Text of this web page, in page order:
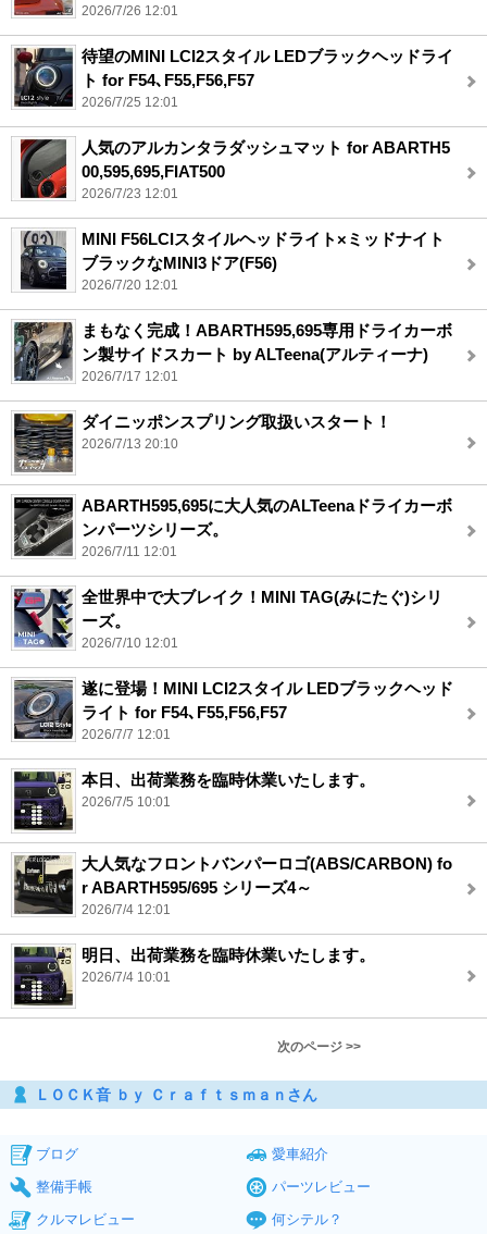
2026/7/26 12:01
待望のMINI LCI2スタイル LEDブラックヘッドライ
ト for F54､F55,F56,F57
2026/7/25 12:01
人気のアルカンタラダッシュマット for ABARTH5
00,595,695,FIAT500
2026/7/23 12:01
MINI F56LCIスタイルヘッドライト×ミッドナイト
ブラックなMINI3ドア(F56)
2026/7/20 12:01
まもなく完成！ABARTH595,695専用ドライカーボ
ン製サイドスカート by ALTeena(アルティーナ)
2026/7/17 12:01
ダイニッポンスプリング取扱いスタート！
2026/7/13 20:10
ABARTH595,695に大人気のALTeenaドライカーボ
ンパーツシリーズ。
2026/7/11 12:01
全世界中で大ブレイク！MINI TAG(みにたぐ)シリ
ーズ。
2026/7/10 12:01
遂に登場！MINI LCI2スタイル LEDブラックヘッド
ライト for F54､F55,F56,F57
2026/7/7 12:01
本日、出荷業務を臨時休業いたします。
2026/7/5 10:01
大人気なフロントバンパーロゴ(ABS/CARBON) fo
r ABARTH595/695 シリーズ4～
2026/7/4 12:01
明日、出荷業務を臨時休業いたします。
2026/7/4 10:01
次のページ >>
ＬＯＣＫ音 ｂｙ Ｃｒａｆｔｓｍａｎさん
ブログ
愛車紹介
整備手帳
パーツレビュー
クルマレビュー
何シテル？